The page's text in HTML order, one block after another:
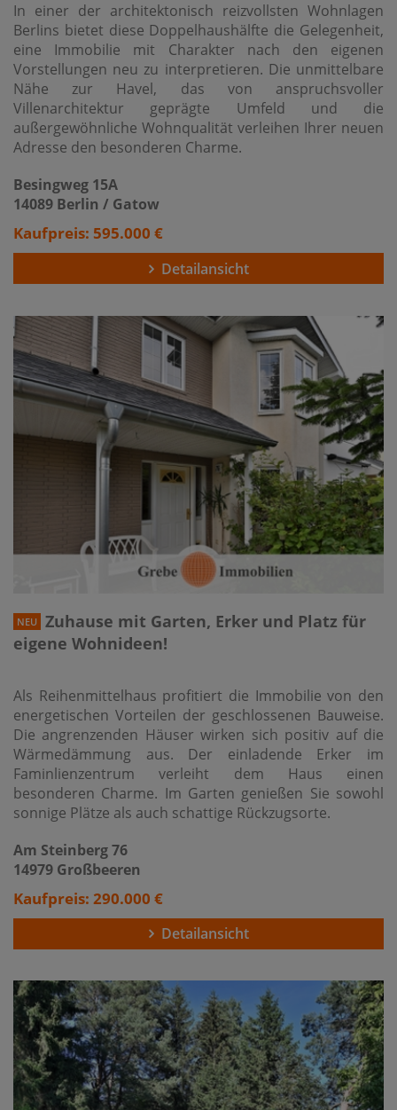
In einer der architektonisch reizvollsten Wohnlagen
Berlins bietet diese Doppelhaushälfte die Gelegenheit,
eine Immobilie mit Charakter nach den eigenen
Vorstellungen neu zu interpretieren. Die unmittelbare
Nähe zur Havel, das von anspruchsvoller
Villenarchitektur geprägte Umfeld und die
außergewöhnliche Wohnqualität verleihen Ihrer neuen
Adresse den besonderen Charme.
Besingweg 15A
14089 Berlin / Gatow
Kaufpreis: 595.000 €
Detailansicht
NEU
Zuhause mit Garten, Erker und Platz für
eigene Wohnideen!
Als Reihenmittelhaus profitiert die Immobilie von den
energetischen Vorteilen der geschlossenen Bauweise.
Die angrenzenden Häuser wirken sich positiv auf die
Wärmedämmung aus. Der einladende Erker im
Faminlienzentrum verleiht dem Haus einen
besonderen Charme. Im Garten genießen Sie sowohl
sonnige Plätze als auch schattige Rückzugsorte.
Am Steinberg 76
14979 Großbeeren
Kaufpreis: 290.000 €
Detailansicht